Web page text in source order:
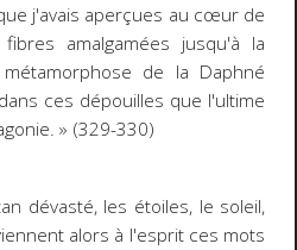
j'avais aperçues au cœur de
amalgamées jusqu'à la
de la Daphné
ces dépouilles que l'ultime
» (329-330)
dévasté, les étoiles, le soleil,
alors à l'esprit ces mots